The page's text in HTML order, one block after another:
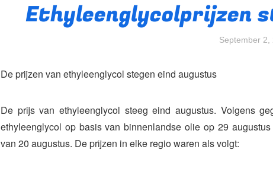
Ethyleenglycolprijzen
September 2,
De prijzen van ethyleenglycol stegen eind augustus
De prijs van ethyleenglycol steeg eind augustus. Volgens
ethyleenglycol op basis van binnenlandse olie op 29
van 20 augustus. De prijzen in elke regio waren als volgt: